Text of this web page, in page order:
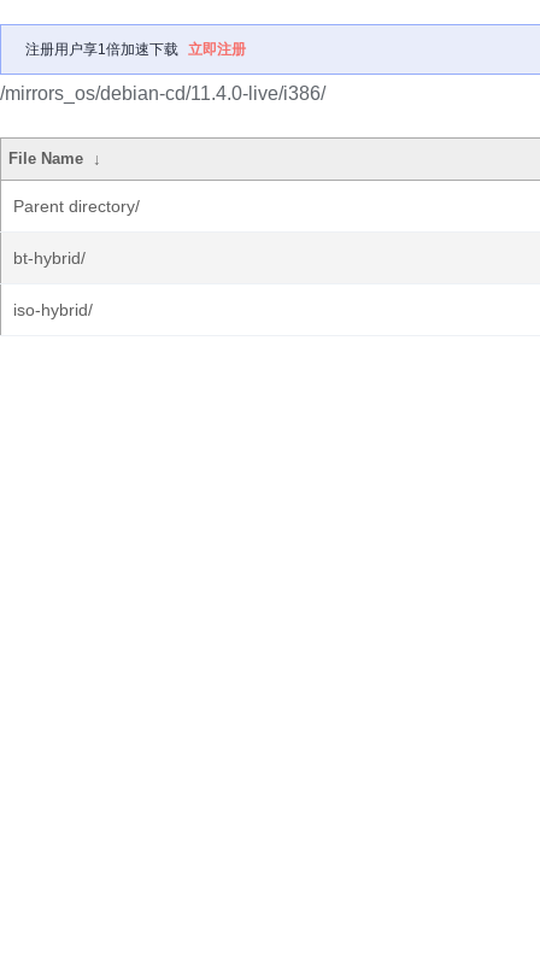
注册用户享1倍加速下载 立即注册
/mirrors_os/debian-cd/11.4.0-live/i386/
File Name ↓
Parent directory/
bt-hybrid/
iso-hybrid/